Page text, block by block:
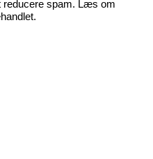
reducere spam. Læs om
.